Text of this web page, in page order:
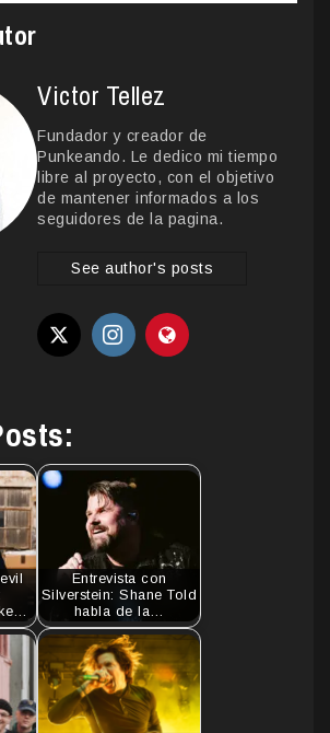
Victor Tellez
Fundador y creador de
Punkeando. Le dedico mi tiempo
libre al proyecto, con el objetivo
de mantener informados a los
seguidores de la pagina.
See author's posts
Entrevista con
Silverstein: Shane Told
habla de la…